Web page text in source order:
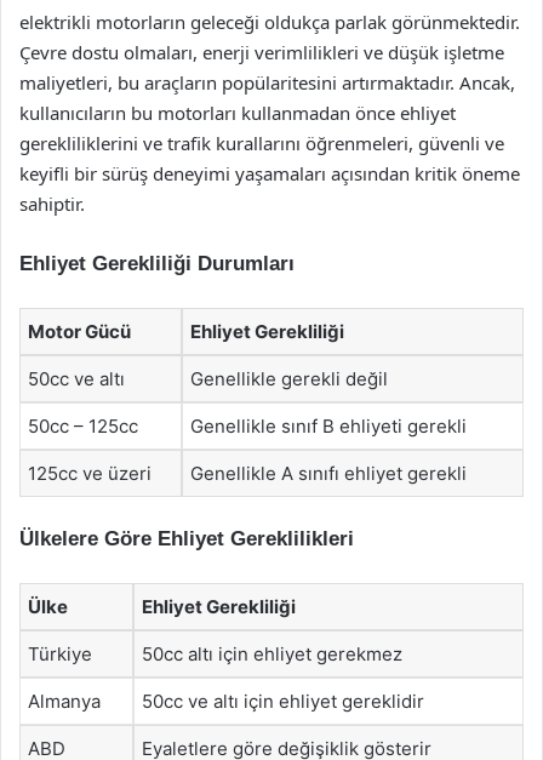
elektrikli motorların geleceği oldukça parlak görünmektedir.
Çevre dostu olmaları, enerji verimlilikleri ve düşük işletme
maliyetleri, bu araçların popülaritesini artırmaktadır. Ancak,
kullanıcıların bu motorları kullanmadan önce ehliyet
gerekliliklerini ve trafik kurallarını öğrenmeleri, güvenli ve
keyifli bir sürüş deneyimi yaşamaları açısından kritik öneme
sahiptir.
Ehliyet Gerekliliği Durumları
Motor Gücü Ehliyet Gerekliliği
50cc ve altı Genellikle gerekli değil
50cc – 125cc Genellikle sınıf B ehliyeti gerekli
125cc ve üzeri Genellikle A sınıfı ehliyet gerekli
Ülkelere Göre Ehliyet Gereklilikleri
Ülke Ehliyet Gerekliliği
Türkiye 50cc altı için ehliyet gerekmez
Almanya 50cc ve altı için ehliyet gereklidir
ABD Eyaletlere göre değişiklik gösterir